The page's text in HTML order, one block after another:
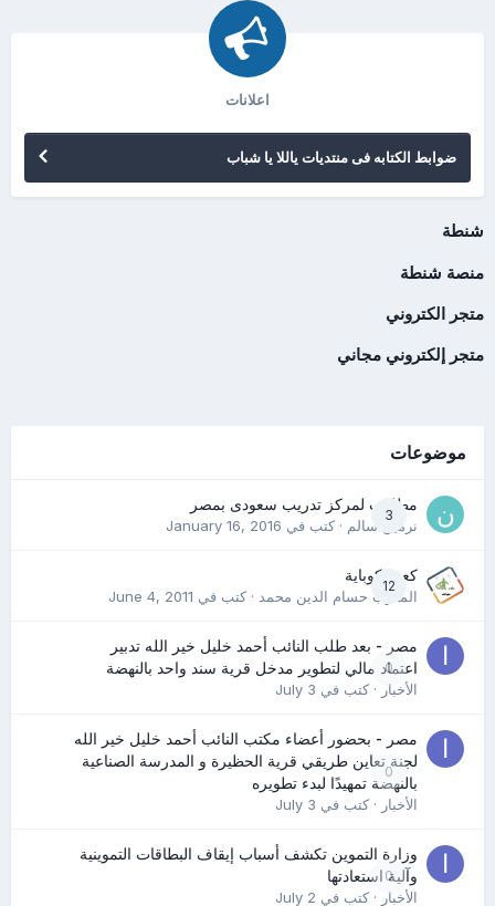
اعلانات
ضوابط الكتابه فى منتديات ياللا يا شباب
شنطة
منصة شنطة
متجر الكتروني
متجر إلكتروني مجاني
موضوعات
3
مطلوب لمركز تدريب سعودى بمصر
نرمين سالم· كتب في January 16, 2016
12
كعب كوباية
المدرب حسام الدين محمد· كتب في June 4, 2011
0
مصر - بعد طلب النائب أحمد خليل خير الله تدبير
اعتماد مالي لتطوير مدخل قرية سند واحد بالنهضة
الأخبار· كتب في July 3
0
مصر - بحضور أعضاء مكتب النائب أحمد خليل خير الله
لجنة تعاين طريقي قرية الحظيرة و المدرسة الصناعية
بالنهضة تمهيدًا لبدء تطويره
الأخبار· كتب في July 3
0
وزارة التموين تكشف أسباب إيقاف البطاقات التموينية
وآلية استعادتها
الأخبار· كتب في July 2